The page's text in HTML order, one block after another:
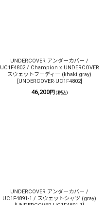
UNDERCOVER アンダーカバー /
UC1F4802 / Champion x UNDERCOVER
スウェットフーディー (khaki gray)
UNDERCOVER-UC1F4802]
46,200円 (税込)
UNDERCOVER アンダーカバー /
UC1F4891-1 / スウェットシャツ (gray)